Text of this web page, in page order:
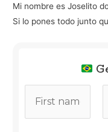
Mi nombre es Joselito
Si lo pones todo junto